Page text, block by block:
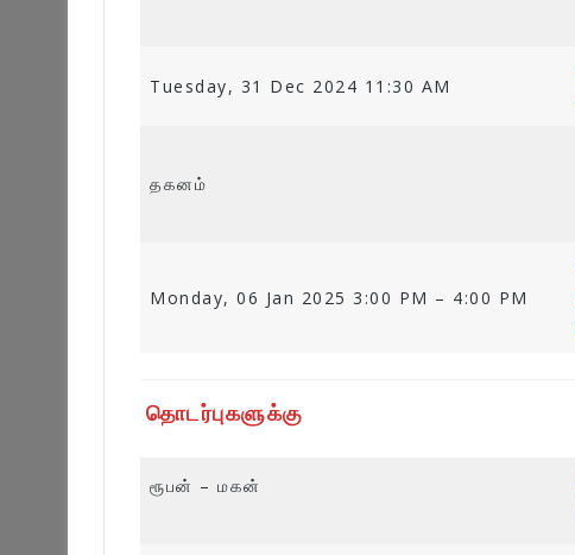
Tuesday, 31 Dec 2024 11:30 AM
தகனம்
Monday, 06 Jan 2025 3:00 PM – 4:00 PM
தொடர்புகளுக்கு
ரூபன் – மகன்